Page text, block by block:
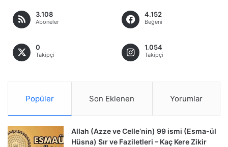
3.108
Aboneler
4.152
Beğeni
0
Takipçi
1.054
Takipçi
Popüler Son Eklenen Yorumlar
Allah (Azze ve Celle’nin) 99 ismi (Esma-ül
Hüsna) Sır ve Faziletleri – Kaç Kere Zikir